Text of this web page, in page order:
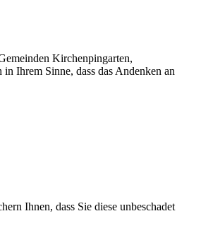
Kirchenpingarten,
Ihrem Sinne, dass das Andenken an
Ihnen, dass Sie diese unbeschadet